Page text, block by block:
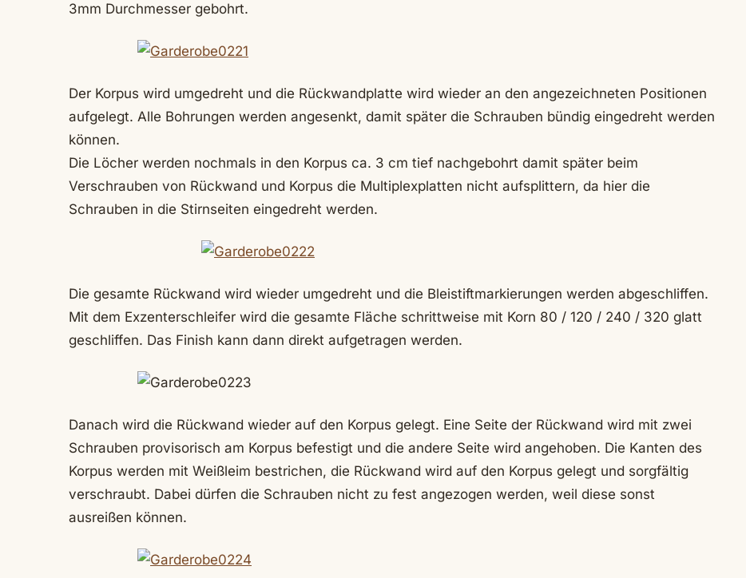
3mm Durchmesser gebohrt.
Der Korpus wird umgedreht und die Rückwandplatte wird wieder an den angezeichneten Positionen
aufgelegt. Alle Bohrungen werden angesenkt, damit später die Schrauben bündig eingedreht werden
können.
Die Löcher werden nochmals in den Korpus ca. 3 cm tief nachgebohrt damit später beim
Verschrauben von Rückwand und Korpus die Multiplexplatten nicht aufsplittern, da hier die
Schrauben in die Stirnseiten eingedreht werden.
Die gesamte Rückwand wird wieder umgedreht und die Bleistiftmarkierungen werden abgeschliffen.
Mit dem Exzenterschleifer wird die gesamte Fläche schrittweise mit Korn 80 / 120 / 240 / 320 glatt
geschliffen. Das Finish kann dann direkt aufgetragen werden.
Danach wird die Rückwand wieder auf den Korpus gelegt. Eine Seite der Rückwand wird mit zwei
Schrauben provisorisch am Korpus befestigt und die andere Seite wird angehoben. Die Kanten des
Korpus werden mit Weißleim bestrichen, die Rückwand wird auf den Korpus gelegt und sorgfältig
verschraubt. Dabei dürfen die Schrauben nicht zu fest angezogen werden, weil diese sonst
ausreißen können.